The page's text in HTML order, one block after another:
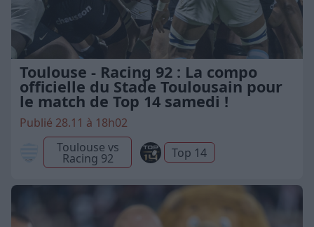
Toulouse - Racing 92 : La compo
officielle du Stade Toulousain pour
le match de Top 14 samedi !
Publié 28.11 à 18h02
Toulouse vs
Racing 92 Top 14